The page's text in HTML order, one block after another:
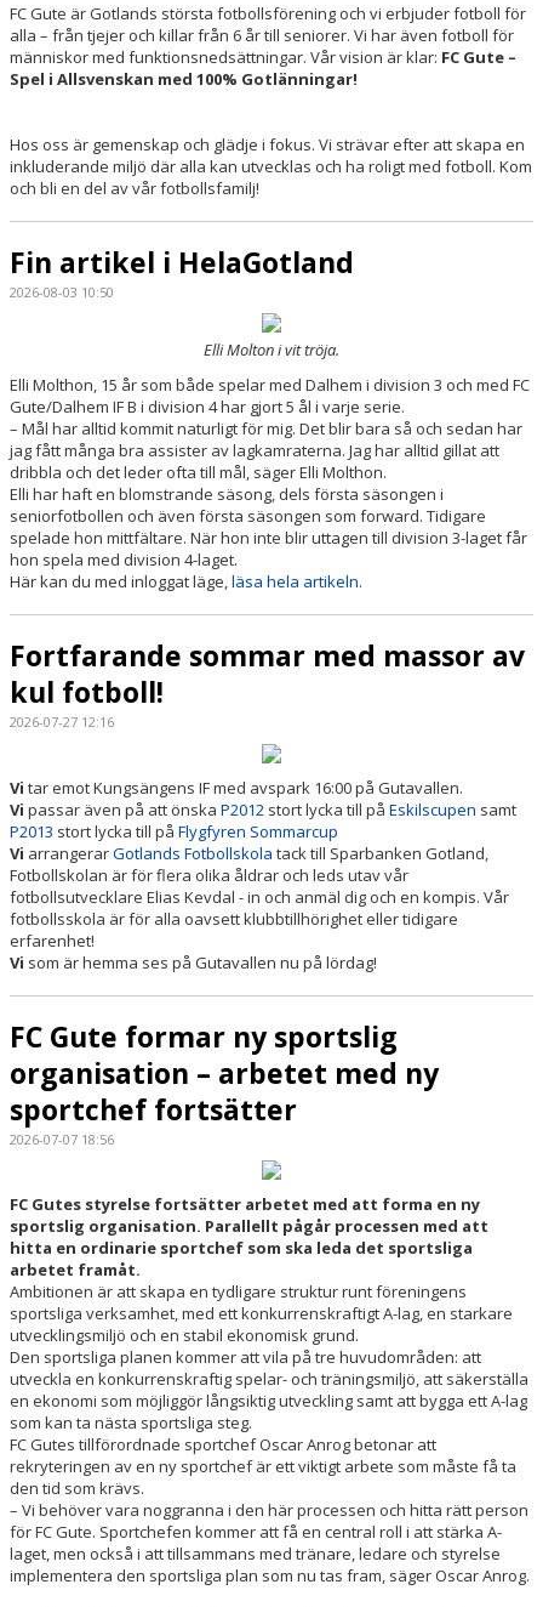
FC Gute är Gotlands största fotbollsförening och vi erbjuder fotboll för
alla – från tjejer och killar från 6 år till seniorer. Vi har även fotboll för
människor med funktionsnedsättningar. Vår vision är klar: FC Gute –
Spel i Allsvenskan med 100% Gotlänningar!
Hos oss är gemenskap och glädje i fokus. Vi strävar efter att skapa en
inkluderande miljö där alla kan utvecklas och ha roligt med fotboll. Kom
och bli en del av vår fotbollsfamilj!
Fin artikel i HelaGotland
2026-08-03 10:50
Elli Molton i vit tröja.
Elli Molthon, 15 år som både spelar med Dalhem i division 3 och med FC
Gute/Dalhem IF B i division 4 har gjort 5 ål i varje serie.
– Mål har alltid kommit naturligt för mig. Det blir bara så och sedan har
jag fått många bra assister av lagkamraterna. Jag har alltid gillat att
dribbla och det leder ofta till mål, säger Elli Molthon.
Elli har haft en blomstrande säsong, dels första säsongen i
seniorfotbollen och även första säsongen som forward. Tidigare
spelade hon mittfältare. När hon inte blir uttagen till division 3-laget får
hon spela med division 4-laget.
Här kan du med inloggat läge,läsa hela artikeln.
Fortfarande sommar med massor av
kul fotboll!
2026-07-27 12:16
Vi tar emot Kungsängens IF med avspark 16:00 på Gutavallen.
Vi passar även på att önska P2012 stort lycka till på Eskilscupen samt
P2013 stort lycka till på Flygfyren Sommarcup
Vi arrangerarGotlands Fotbollskola tack till Sparbanken Gotland,
Fotbollskolan är för flera olika åldrar och leds utav vår
fotbollsutvecklare Elias Kevdal - in och anmäl dig och en kompis. Vår
fotbollsskola är för alla oavsett klubbtillhörighet eller tidigare
erfarenhet!
Vi som är hemma ses på Gutavallen nu på lördag!
FC Gute formar ny sportslig
organisation – arbetet med ny
sportchef fortsätter
2026-07-07 18:56
FC Gutes styrelse fortsätter arbetet med att forma en ny
sportslig organisation. Parallellt pågår processen med att
hitta en ordinarie sportchef som ska leda det sportsliga
arbetet framåt.
Ambitionen är att skapa en tydligare struktur runt föreningens
sportsliga verksamhet, med ett konkurrenskraftigt A-lag, en starkare
utvecklingsmiljö och en stabil ekonomisk grund.
Den sportsliga planen kommer att vila på tre huvudområden: att
utveckla en konkurrenskraftig spelar- och träningsmiljö, att säkerställa
en ekonomi som möjliggör långsiktig utveckling samt att bygga ett A-lag
som kan ta nästa sportsliga steg.
FC Gutes tillförordnade sportchef Oscar Anrog betonar att
rekryteringen av en ny sportchef är ett viktigt arbete som måste få ta
den tid som krävs.
– Vi behöver vara noggranna i den här processen och hitta rätt person
för FC Gute. Sportchefen kommer att få en central roll i att stärka A-
laget, men också i att tillsammans med tränare, ledare och styrelse
implementera den sportsliga plan som nu tas fram, säger Oscar Anrog.